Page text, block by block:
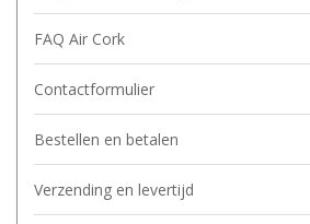
FAQ Air Cork
Contactformulier
Bestellen en betalen
Verzending en levertijd